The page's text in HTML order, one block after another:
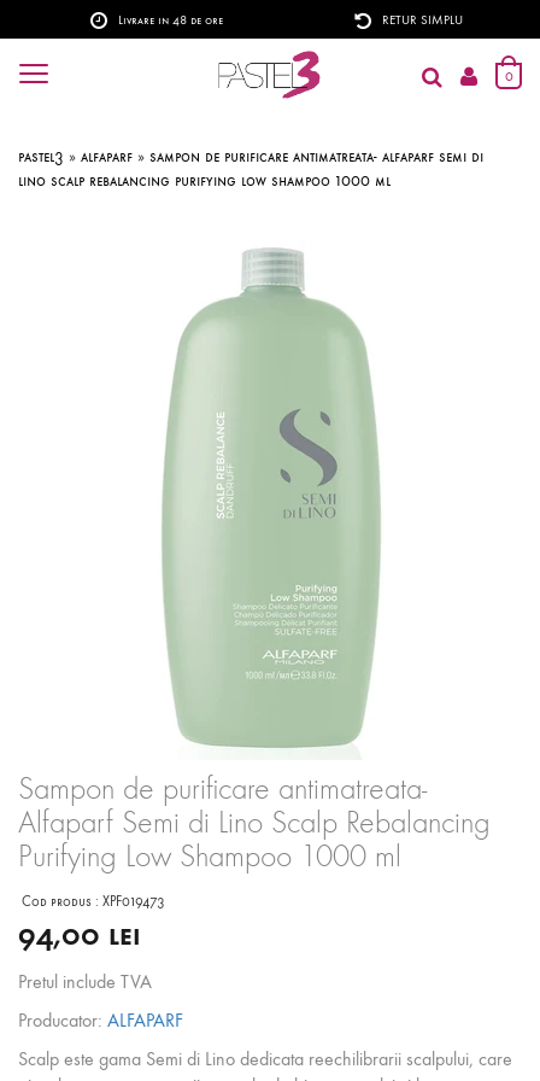
Livrare in 48 de ore RETUR SIMPLU
0
pastel3 » alfaparf » sampon de purificare antimatreata- alfaparf semi di
lino scalp rebalancing purifying low shampoo 1000 ml
Sampon de purificare antimatreata-
Alfaparf Semi di Lino Scalp Rebalancing
Purifying Low Shampoo 1000 ml
Cod produs : XPF019473
94,00 lei
Pretul include TVA
Producator: ALFAPARF
Scalp este gama Semi di Lino dedicata reechilibrarii scalpului, care